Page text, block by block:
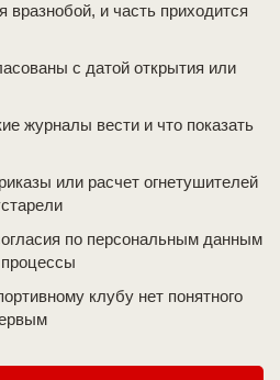
и часть приходится
с датой открытия или
журналы вести и что показать
или расчет огнетушителей
по персональным данным
клубу нет понятного